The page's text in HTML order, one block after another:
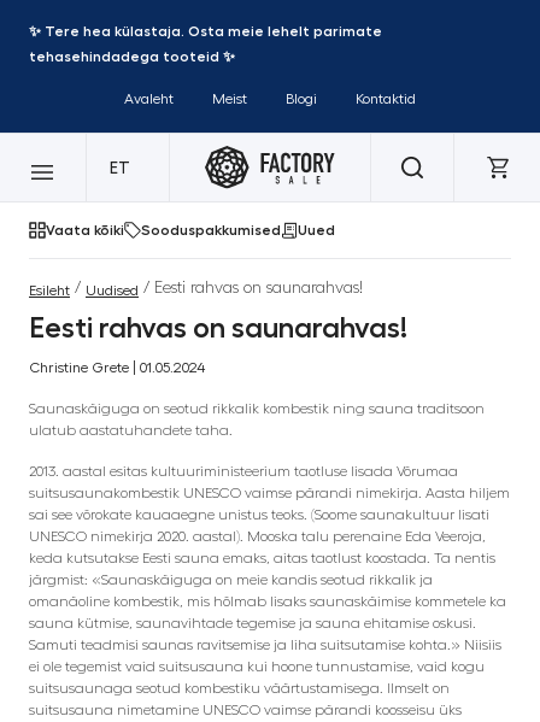
✨ Tere hea külastaja. Osta meie lehelt parimate
tehasehindadega tooteid ✨
Avaleht Meist Blogi Kontaktid
ET
Vaata kõiki Sooduspakkumised Uued
Esileht / Uudised / Eesti rahvas on saunarahvas!
Eesti rahvas on saunarahvas!
Christine Grete | 01.05.2024
Saunaskäiguga on seotud rikkalik kombestik ning sauna traditsoon
ulatub aastatuhandete taha.
2013. aastal esitas kultuuriministeerium taotluse lisada Võrumaa
suitsusaunakombestik UNESCO vaimse pärandi nimekirja. Aasta hiljem
sai see võrokate kauaaegne unistus teoks. (Soome saunakultuur lisati
UNESCO nimekirja 2020. aastal). Mooska talu perenaine Eda Veeroja,
keda kutsutakse Eesti sauna emaks, aitas taotlust koostada. Ta nentis
järgmist: «Saunaskäiguga on meie kandis seotud rikkalik ja
omanäoline kombestik, mis hõlmab lisaks saunaskäimise kommetele ka
sauna kütmise, saunavihtade tegemise ja sauna ehitamise oskusi.
Samuti teadmisi saunas ravitsemise ja liha suitsutamise kohta.» Niisiis
ei ole tegemist vaid suitsusauna kui hoone tunnustamise, vaid kogu
suitsusaunaga seotud kombestiku väärtustamisega. Ilmselt on
suitsusauna nimetamine UNESCO vaimse pärandi koosseisu üks